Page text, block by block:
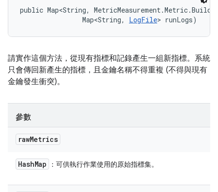
public Map<String,
                Map<String,
LogFile> runLogs)
請實作這個方法，從現有指標和記錄產生一組新指標。系統
只會傳回新產生的指標，且金鑰名稱不得重複 (不得與現有
金鑰發生衝突)。
參數
rawMetrics
HashMap ：可供執行作業使用的原始指標集。